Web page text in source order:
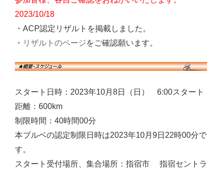
2023/10/18
・ACP認定リザルトを掲載しました。
・ リザルトのページをご確認願います。
スタート日時：2023年10月8日（日） 6:00スタート
距離：600km
制限時間：40時間00分
本ブルベの認定制限日時は2023年10月9日22時00分で
す。
スタート受付場所、集合場所：指宿市 指宿セントラ